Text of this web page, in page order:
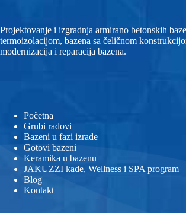
Projektovanje i izgradnja armirano betonskih
termoizolacijom, bazena sa čeličnom
modernizacija i reparacija bazena.
Početna
Grubi radovi
Bazeni u fazi izrade
Gotovi bazeni
Keramika u bazenu
JAKUZZI kade, Wellness i SPA program
Blog
Kontakt